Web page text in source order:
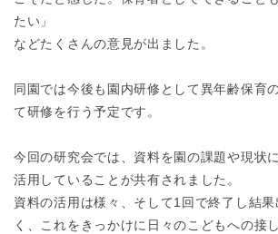
千葉県
埼玉県
兵庫県
たい」
などたくさんの意見が出ました。
同園では今後も園内研修として異年齢保育
て研修を行う予定です。
今回の研究会では、資料を園の課題や現状
活用していることが共有されました。
資料の活用は様々、そして1回で終了し結
く、これをきっかけに日々のこどもへの接